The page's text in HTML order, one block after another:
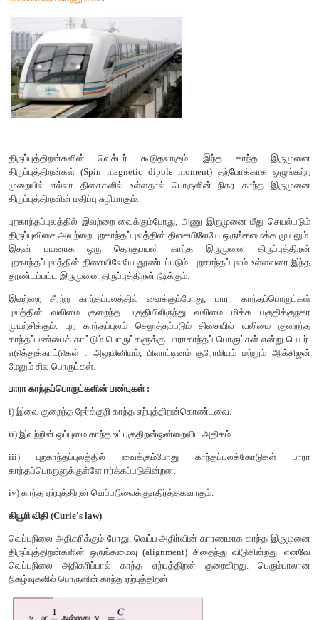
(ஆ) பாரா காந்தப் பொருட்கள் (Paramagnetic materials)
சில காந்தப்பொருட்களில் அதன் ஒவ்வொரு அணுவும் அல்லது
காந்த இருமுனை திருப்புதிறன்களைப் பெற்றுள்ளன.
அணுவிலுள்ள எலக்ட்ரான்களின் சுற்றுப்பாதை மற்றும் தற்சுழற்சி
காந்த மிதப்பு இரயில் வண்டி
காந்த மிதப்பு இரயில் வண்டியை,மேக்லீவ் (Maglev) இரயில்
அழைக்கலாம். மின்காந்தங்களைப் பயன்படுத்தி அவற்றின்
சில சென்டிமீட்டர் உயரத்திற்கு இவற்றை மிதக்கச் செய்கின்றனர்.
வண்டிகளுக்கு சக்கரங்கள் தேவையில்லை மேலும் இவை மிக
செல்கின்றன. இவற்றின் அடிப்படை இயந்திர நுட்பம் இரு
கட்டுப்படுத்தப்படுகின்றன. ஒரு ஜோடி காந்தம் விலக்கு
இரயில் வண்டியை அதன் ஓடுபாதையிலிருந்து சில
காற்றில் மிதக்க வைக்கிறது. மற்றொரு ஜோடி காந்தம்
வண்டியை மிக உயர்ந்த வேகத்தில் முன்னோக்கிச்
பயன்படுத்தும் இரயில் வண்டியுடன் மேக்லீவ் இரயில் வண்டியை
ஓசையற்றது, அதிர்வற்றது மற்றும் சுற்றுச்சூழலுக்கு
விளைவிக்காததாகும். வருங்கால தொழில் நுட்பங்களைப்
இரயில் வண்டிகள் தற்போதுள்ள வேகத்தைவிட மிக அதிக
திருப்புத்திறன்களின் வெக்டர் கூடுதலாகும். இந்த